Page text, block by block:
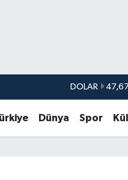
DOLAR
Dünya Spor